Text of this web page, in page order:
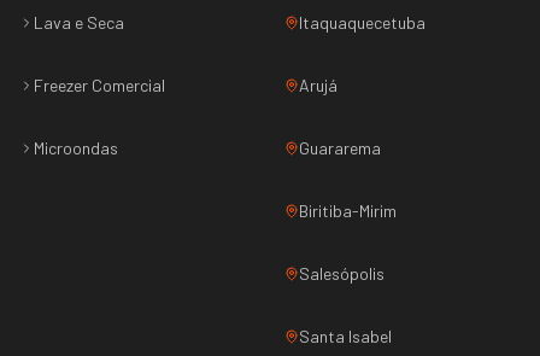
Lava e Seca
Freezer Comercial
Microondas
Itaquaquecetuba
Arujá
Guararema
Biritiba-Mirim
Salesópolis
Santa Isabel